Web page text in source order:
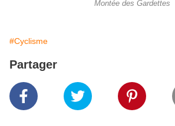
Montée des Gardettes
#Cyclisme
Partager